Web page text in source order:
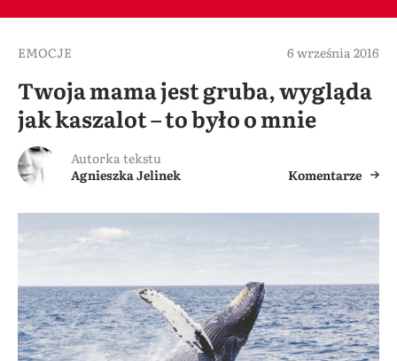
EMOCJE 6 września 2016
Twoja mama jest gruba, wygląda
jak kaszalot – to było o mnie
Autorka tekstu
Agnieszka Jelinek
Komentarze